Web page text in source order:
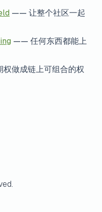
—— 让整个社区一起
—— 任何东西都能上
做成链上可组合的权